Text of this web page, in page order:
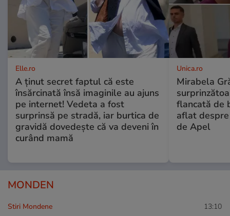
Elle.ro
A ținut secret faptul că este
însărcinată însă imaginile au ajuns
pe internet! Vedeta a fost
surprinsă pe stradă, iar burtica de
gravidă dovedește că va deveni în
curând mamă
Unica.ro
Mirabela
flancată de
aflat
de Apel
MONDEN
Stiri Mondene 13:10